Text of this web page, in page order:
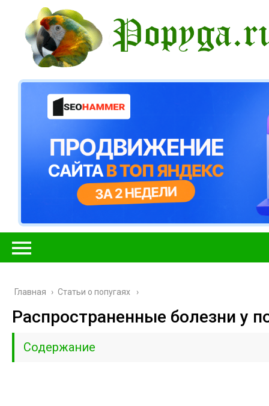
Главная › Cтатьи о попугаях
Распространенные болезни у
Содержание